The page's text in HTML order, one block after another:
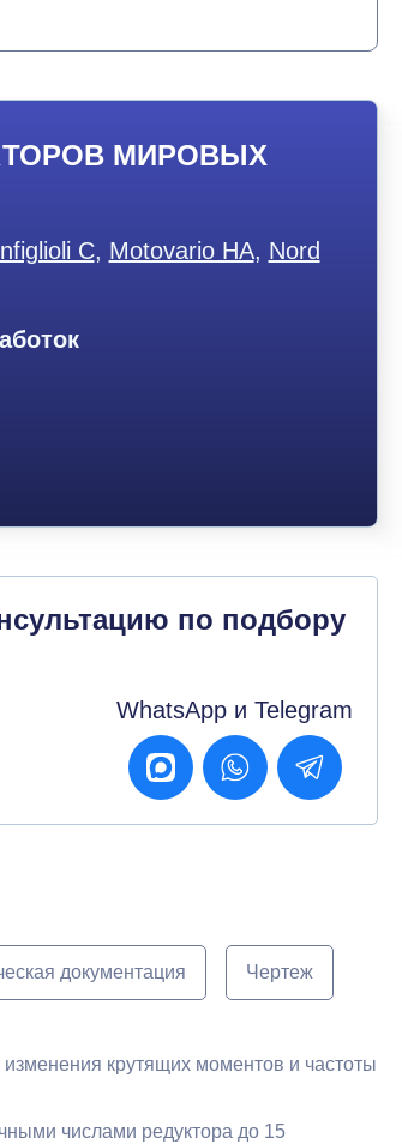
МИРОВЫХ
C, Motovario HA, Nord
по подбору
WhatsApp и Telegram
документация Чертеж
крутящих моментов и частоты
числами редуктора до 15